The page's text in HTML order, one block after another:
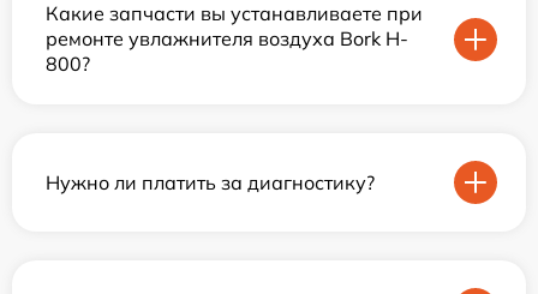
Какие запчасти вы устанавливаете при
ремонте увлажнителя воздуха Bork H-
800?
Нужно ли платить за диагностику?